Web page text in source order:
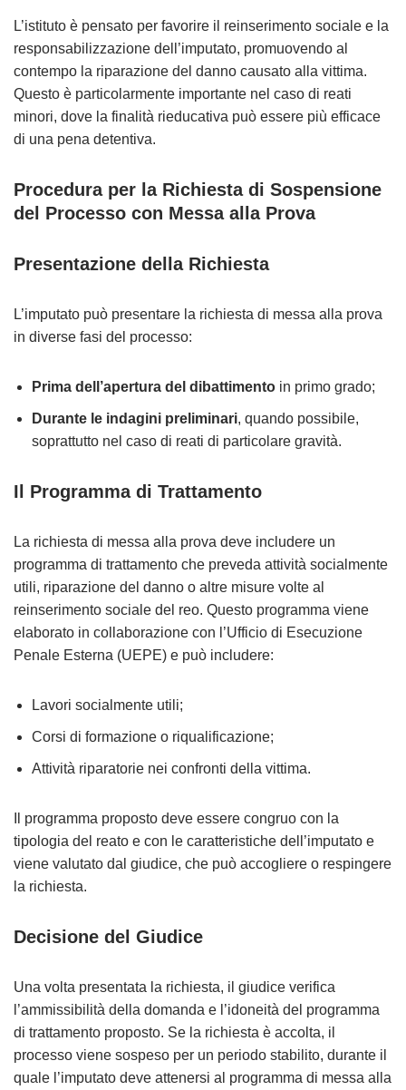
L’istituto è pensato per favorire il reinserimento sociale e la
responsabilizzazione dell’imputato, promuovendo al
contempo la riparazione del danno causato alla vittima.
Questo è particolarmente importante nel caso di reati
minori, dove la finalità rieducativa può essere più efficace
di una pena detentiva.
Procedura per la Richiesta di Sospensione
del Processo con Messa alla Prova
Presentazione della Richiesta
L’imputato può presentare la richiesta di messa alla prova
in diverse fasi del processo:
Prima dell’apertura del dibattimento in primo grado;
Durante le indagini preliminari, quando possibile,
soprattutto nel caso di reati di particolare gravità.
Il Programma di Trattamento
La richiesta di messa alla prova deve includere un
programma di trattamento che preveda attività socialmente
utili, riparazione del danno o altre misure volte al
reinserimento sociale del reo. Questo programma viene
elaborato in collaborazione con l’Ufficio di Esecuzione
Penale Esterna (UEPE) e può includere:
Lavori socialmente utili;
Corsi di formazione o riqualificazione;
Attività riparatorie nei confronti della vittima.
Il programma proposto deve essere congruo con la
tipologia del reato e con le caratteristiche dell’imputato e
viene valutato dal giudice, che può accogliere o respingere
la richiesta.
Decisione del Giudice
Una volta presentata la richiesta, il giudice verifica
l’ammissibilità della domanda e l’idoneità del programma
di trattamento proposto. Se la richiesta è accolta, il
processo viene sospeso per un periodo stabilito, durante il
quale l’imputato deve attenersi al programma di messa alla